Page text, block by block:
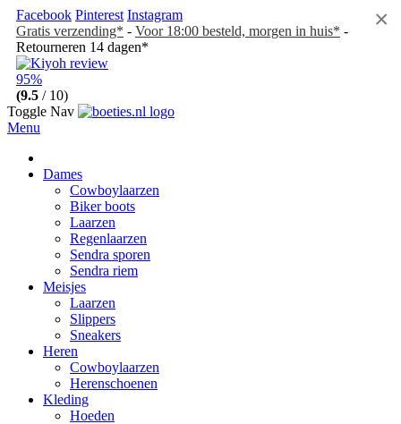
Facebook Pinterest Instagram
Gratis verzending* - Voor 18:00 besteld, morgen in huis* -
Retourneren 14 dagen*
95%
(9.5 / 10)
Toggle Nav
Menu
Dames
Cowboylaarzen
Biker boots
Laarzen
Regenlaarzen
Sendra sporen
Sendra riem
Meisjes
Laarzen
Slippers
Sneakers
Heren
Cowboylaarzen
Herenschoenen
Kleding
Hoeden
×